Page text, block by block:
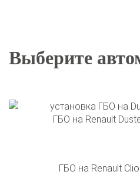
Выберите
ГБО на Renault
ГБО на Renault Clio